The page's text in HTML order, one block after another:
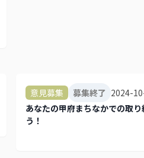
意見募集 募集終了 2024-
あなたの甲府まちなかでの取
う！